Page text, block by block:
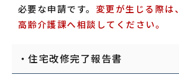
必要な申請です。 変更が生じる際は
高齢介護課へ相談してください。
・住宅改修完了報告書